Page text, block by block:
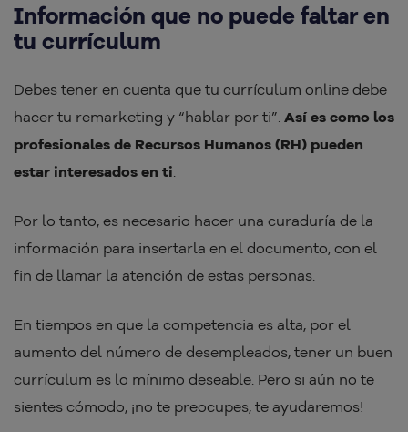
Información que no puede faltar en
tu currículum
Debes tener en cuenta que tu currículum online debe
hacer tu remarketing y “hablar por ti”. Así es como los
profesionales de Recursos Humanos (RH) pueden
estar interesados en ti
Por lo tanto, es necesario hacer una curaduría de la
información para insertarla en el documento, con el
fin de llamar la atención de estas personas.
En tiempos en que la competencia es alta, por el
aumento del número de desempleados, tener un buen
currículum es lo mínimo deseable. Pero si aún no te
sientes cómodo, ¡no te preocupes, te ayudaremos!